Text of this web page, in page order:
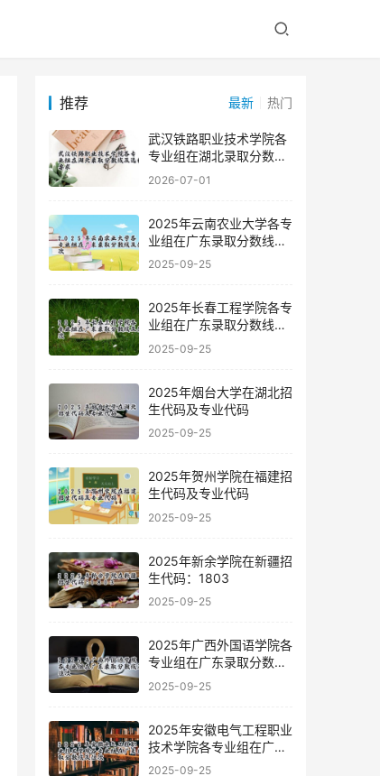
推荐 最新 热门
武汉铁路职业技术学院各
专业组在湖北录取分数线
及选科要求
2026-07-01
2025年云南农业大学各专
业组在广东录取分数线及
位次
2025-09-25
2025年长春工程学院各专
业组在广东录取分数线及
位次
2025-09-25
2025年烟台大学在湖北招
生代码及专业代码
2025-09-25
2025年贺州学院在福建招
生代码及专业代码
2025-09-25
2025年新余学院在新疆招
生代码：1803
2025-09-25
2025年广西外国语学院各
专业组在广东录取分数线
及位次
2025-09-25
2025年安徽电气工程职业
技术学院各专业组在广东
录取分数线及位次
2025-09-25